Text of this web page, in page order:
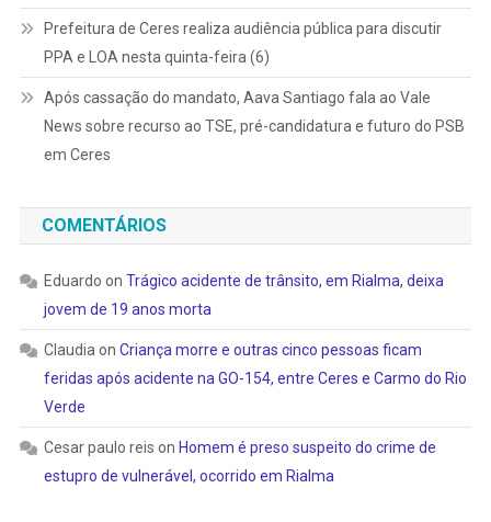
Prefeitura de Ceres realiza audiência pública para discutir
PPA e LOA nesta quinta-feira (6)
Após cassação do mandato, Aava Santiago fala ao Vale
News sobre recurso ao TSE, pré-candidatura e futuro do PSB
em Ceres
COMENTÁRIOS
Eduardo on Trágico acidente de trânsito, em Rialma, deixa
jovem de 19 anos morta
Claudia on Criança morre e outras cinco pessoas ficam
feridas após acidente na GO-154, entre Ceres e Carmo do Rio
Verde
Cesar paulo reis on Homem é preso suspeito do crime de
estupro de vulnerável, ocorrido em Rialma